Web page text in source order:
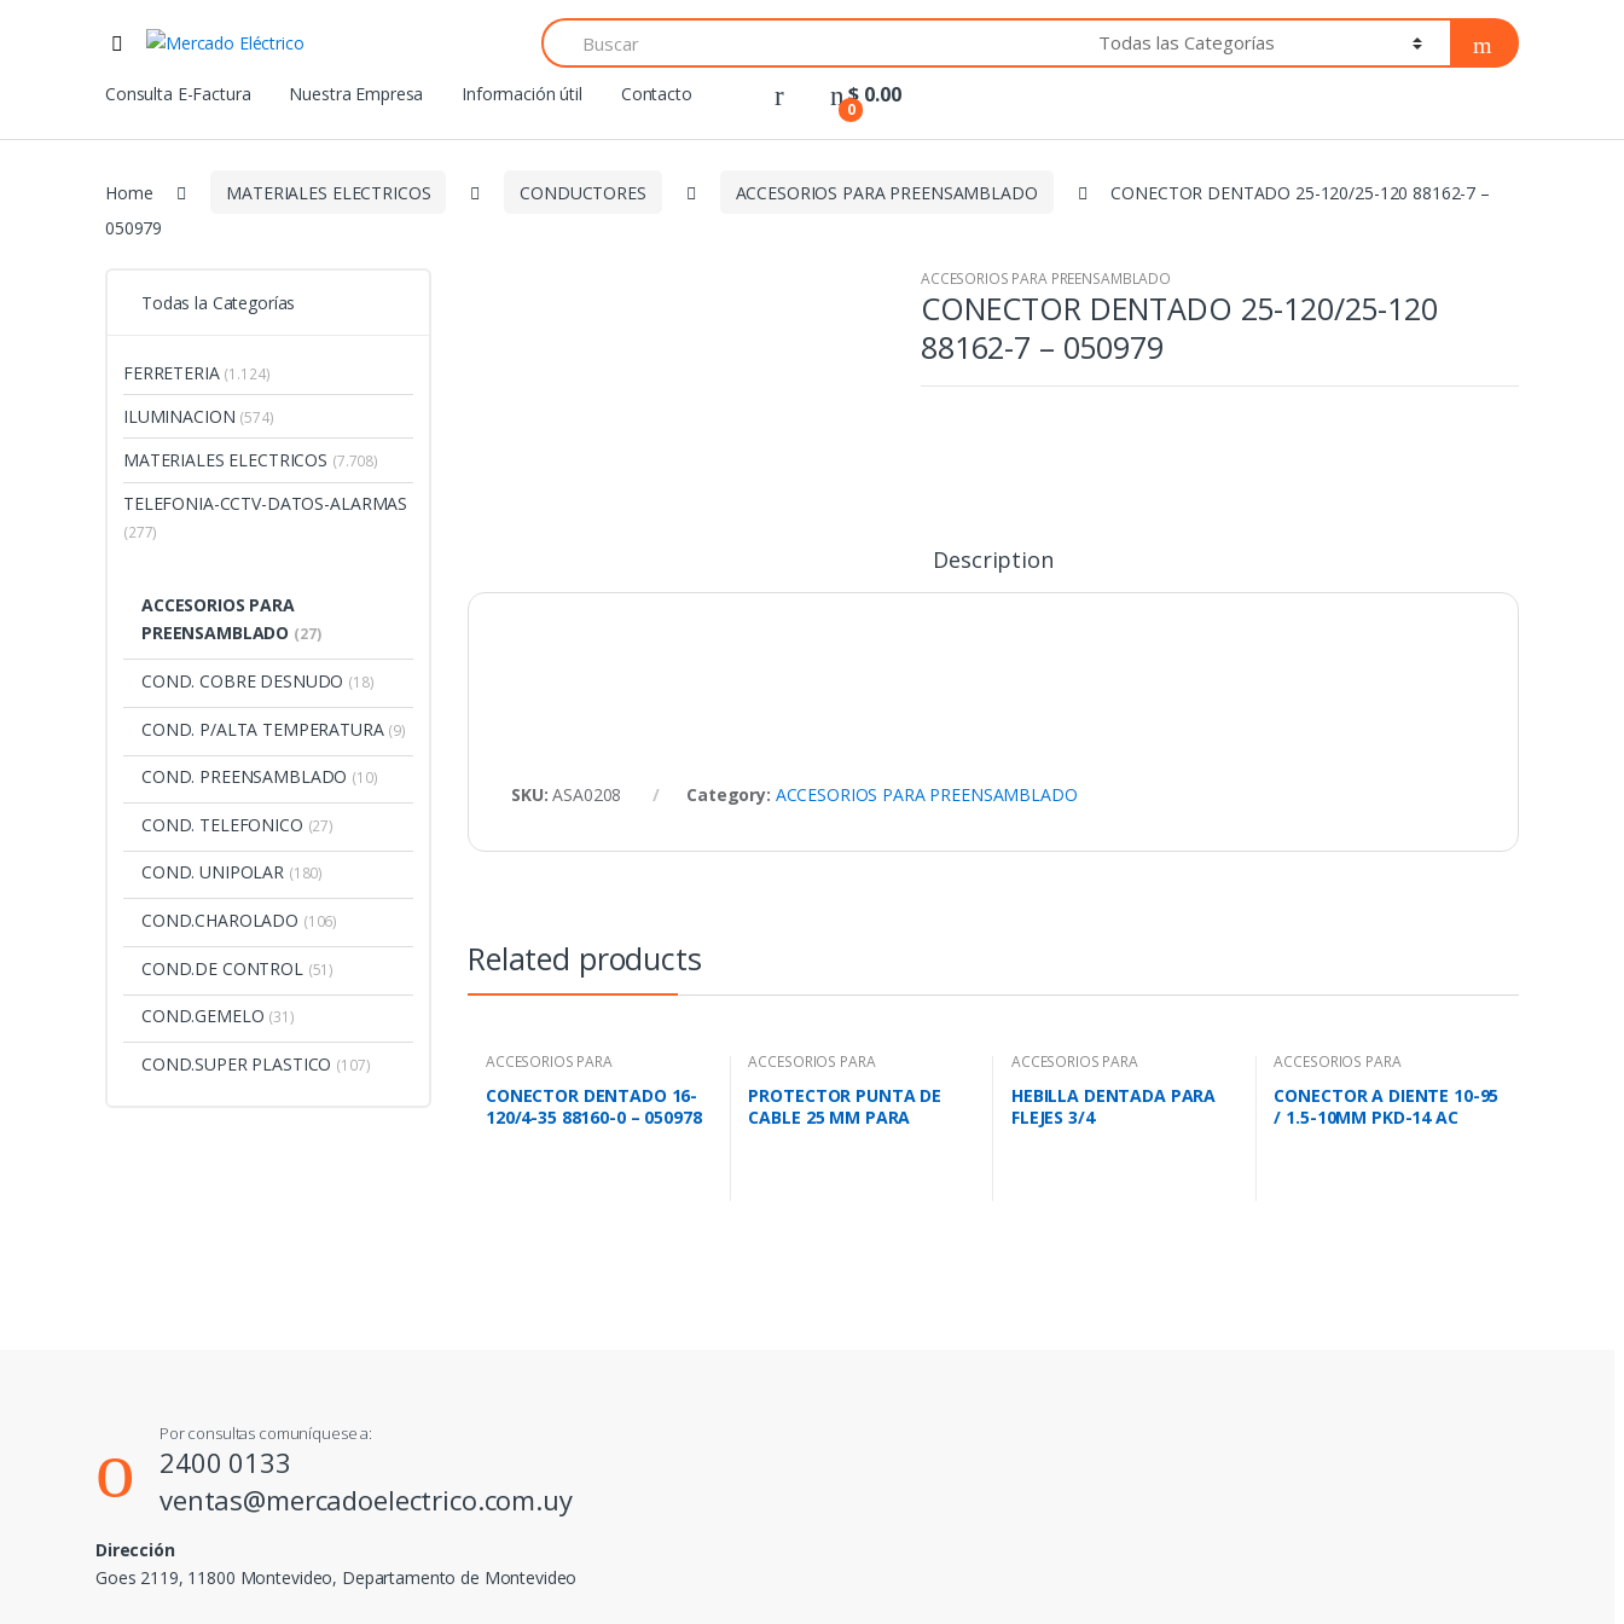
Search
for:
Consulta E-Factura
Nuestra Empresa Información útil Contacto
0
$ 0.00
Home MATERIALES ELECTRICOS CONDUCTORES ACCESORIOS PARA PREENSAMBLADO
CONECTOR DENTADO 25-120/25-120 88162-7 –
050979
ACCESORIOS PARA PREENSAMBLADO
CONECTOR DENTADO 25-120/25-120
88162-7 – 050979
Description
SKU:ASA0208 Category: ACCESORIOS PARA PREENSAMBLADO
Related products
ACCESORIOS PARA
CONECTOR DENTADO 16-
120/4-35 88160-0 – 050978
ACCESORIOS PARA
PROTECTOR PUNTA DE
CABLE 25 MM PARA
ACCESORIOS PARA
HEBILLA DENTADA PARA
FLEJES 3/4
ACCESORIOS PARA
CONECTOR A DIENTE 10-95
/ 1.5-10MM PKD-14 AC
Todas la Categorías
FERRETERIA (1.124)
ILUMINACION (574)
MATERIALES ELECTRICOS (7.708)
TELEFONIA-CCTV-DATOS-ALARMAS
(277)
ACCESORIOS PARA
PREENSAMBLADO (27)
COND. COBRE DESNUDO (18)
COND. P/ALTA TEMPERATURA (9)
COND. PREENSAMBLADO (10)
COND. TELEFONICO (27)
COND. UNIPOLAR (180)
COND.CHAROLADO (106)
COND.DE CONTROL (51)
COND.GEMELO (31)
COND.SUPER PLASTICO (107)
Por consultas comuníquese a:
2400 0133
ventas@mercadoelectrico.com.uy
Dirección
Goes 2119, 11800 Montevideo, Departamento de Montevideo